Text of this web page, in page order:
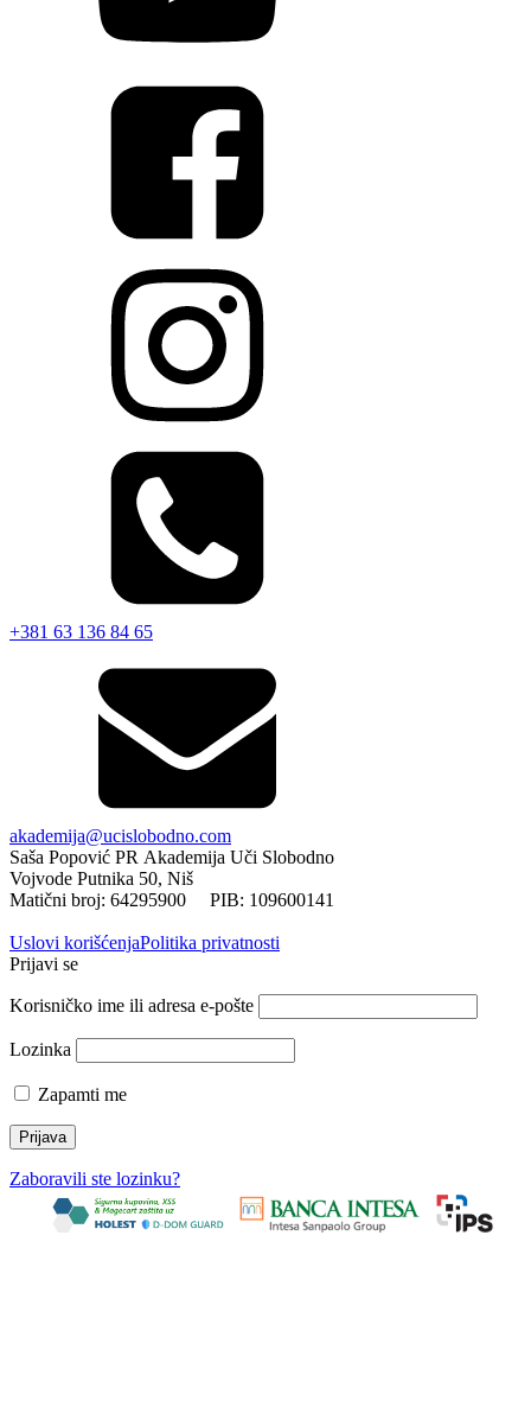
+381 63 136 84 65
akademija@ucislobodno.com
Saša Popović PR Akademija Uči Slobodno
Vojvode Putnika 50, Niš
Matični broj: 64295900 PIB: 109600141
Uslovi korišćenjaPolitika privatnosti
Prijavi se
Korisničko ime ili adresa e-pošte
Lozinka
Zapamti me
Zaboravili ste lozinku?